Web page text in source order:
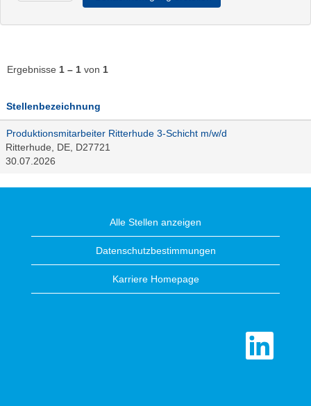
Ergebnisse 1 – 1 von 1
Stellenbezeichnung
Produktionsmitarbeiter Ritterhude 3-Schicht m/w/d
Ritterhude, DE, D27721
30.07.2026
Alle Stellen anzeigen
Datenschutzbestimmungen
Karriere Homepage
W
d